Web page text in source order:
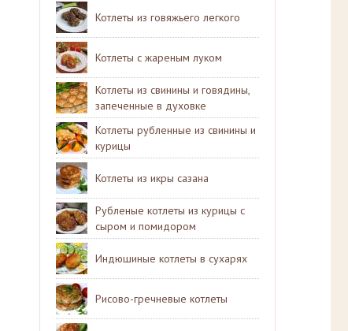
Котлеты из говяжьего легкого
Котлеты с жареным луком
Котлеты из свинины и говядины,
запеченные в духовке
Котлеты рубленные из свинины и
курицы
Котлеты из икры сазана
Рубленые котлеты из курицы с
сыром и помидором
Индюшиные котлеты в сухарях
Рисово-гречневые котлеты